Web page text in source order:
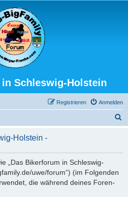
Schleswig-Holstein
Anmelden
Registrieren
h
Holstein -
„Das Bikerforum in Schleswig-
uwe/forum“) (im Folgenden
die während deines Foren-